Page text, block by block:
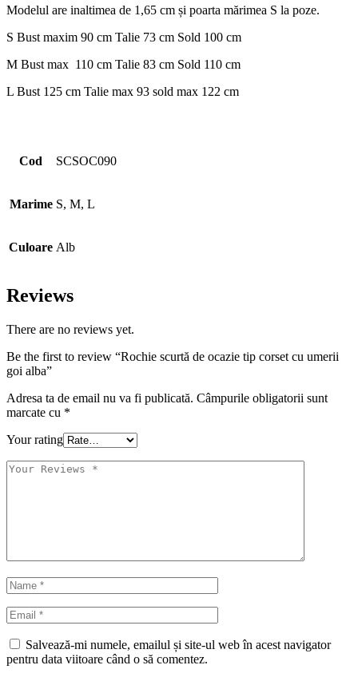
Modelul are inaltimea de 1,65 cm și poarta mărimea S la poze.
S Bust maxim 90 cm Talie 73 cm Sold 100 cm
M Bust max 110 cm Talie 83 cm Sold 110 cm
L Bust 125 cm Talie max 93 sold max 122 cm
Cod SCSOC090
Marime S, M, L
Culoare Alb
Reviews
There are no reviews yet.
Be the first to review “Rochie scurtă de ocazie tip corset cu umerii
goi alba”
Adresa ta de email nu va fi publicată. Câmpurile obligatorii sunt
marcate cu *
Your rating
Salvează-mi numele, emailul și site-ul web în acest navigator
pentru data viitoare când o să comentez.